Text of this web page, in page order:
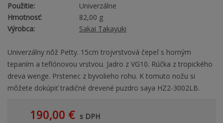
Použitie:
Univerzálne
Hmotnosť:
82,00 g
Výrobca:
Sakai Takayuki
Univerzálny nôž Petty. 15cm trojvrstvová čepeľ s horným
tepaním a teflónovou vrstvou. Jadro z VG10. Rúčka z tropického
dreva wenge. Prstenec z byvolieho rohu. K tomuto nožu si
môžete dokúpiť tradičné drevené puzdro saya HZ2-3002LB.
190,00 € s DPH